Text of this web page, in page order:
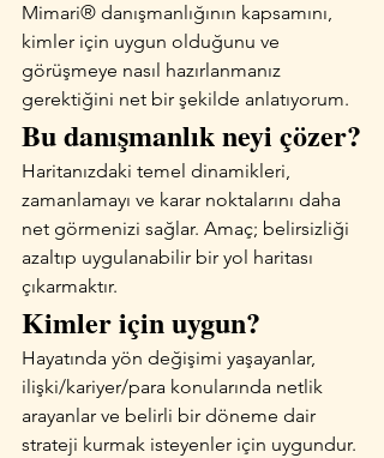
Mimari® danışmanlığının kapsamını,
kimler için uygun olduğunu ve
görüşmeye nasıl hazırlanmanız
gerektiğini net bir şekilde anlatıyorum.
Bu danışmanlık neyi çözer?
Haritanızdaki temel dinamikleri,
zamanlamayı ve karar noktalarını daha
net görmenizi sağlar. Amaç; belirsizliği
azaltıp uygulanabilir bir yol haritası
çıkarmaktır.
Kimler için uygun?
Hayatında yön değişimi yaşayanlar,
ilişki/kariyer/para konularında netlik
arayanlar ve belirli bir döneme dair
strateji kurmak isteyenler için uygundur.